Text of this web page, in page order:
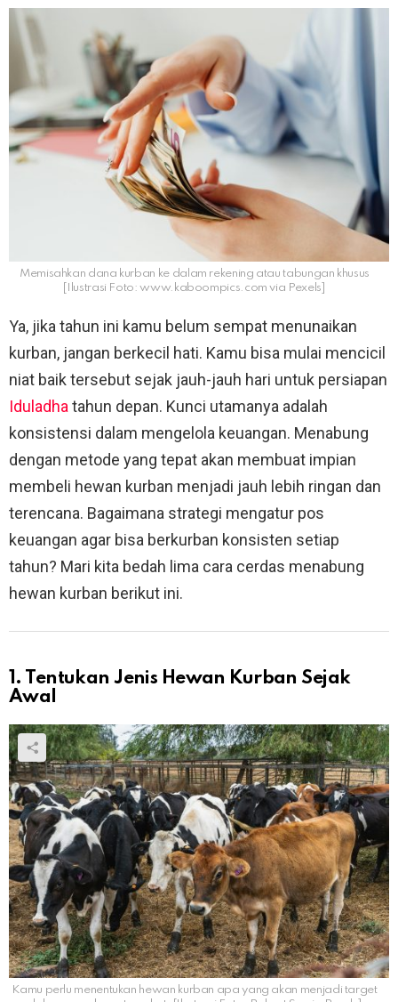
Memisahkan dana kurban ke dalam rekening atau tabungan khusus
[Ilustrasi Foto: www.kaboompics.com via Pexels]
Ya, jika tahun ini kamu belum sempat menunaikan
kurban, jangan berkecil hati. Kamu bisa mulai mencicil
niat baik tersebut sejak jauh-jauh hari untuk persiapan
Iduladhatahun depan. Kunci utamanya adalah
konsistensi dalam mengelola keuangan. Menabung
dengan metode yang tepat akan membuat impian
membeli hewan kurban menjadi jauh lebih ringan dan
terencana. Bagaimana strategi mengatur pos
keuangan agar bisa berkurban konsisten setiap
tahun? Mari kita bedah lima cara cerdas menabung
hewan kurban berikut ini.
1. Tentukan Jenis Hewan Kurban Sejak
Awal
Kamu perlu menentukan hewan kurban apa yang akan menjadi target